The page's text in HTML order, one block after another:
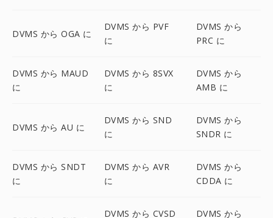
DVMS から OGA に
DVMS から PVF
に
DVMS から
PRC に
DVMS から MAUD
に
DVMS から 8SVX
に
DVMS から
AMB に
DVMS から AU に
DVMS から SND
に
DVMS から
SNDR に
DVMS から SNDT
に
DVMS から AVR
に
DVMS から
CDDA に
DVMS から CVSD
DVMS から